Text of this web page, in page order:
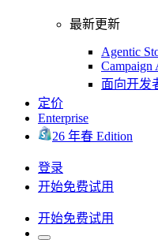
最新更新
Agentic
Campaign
面向开发
定价
Enterprise
26 年春 Edition
登录
开始免费试用
开始免费试用